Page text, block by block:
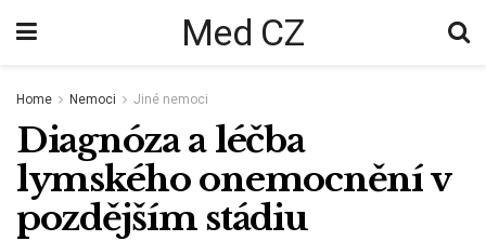
Med CZ
Home Nemoci Jiné nemoci
Diagnóza a léčba
lymského onemocnění v
pozdějším stádiu